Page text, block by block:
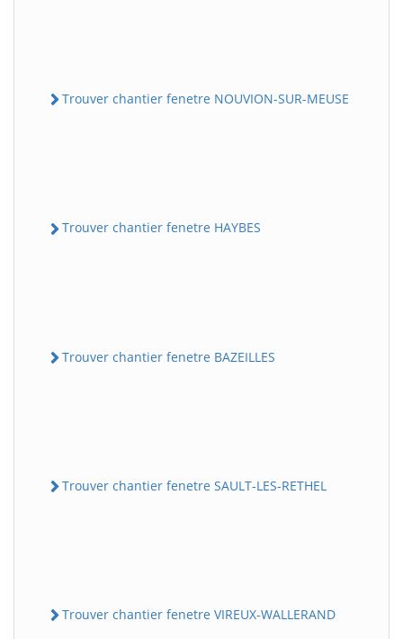
Trouver chantier fenetre NOUVION-SUR-MEUSE
Trouver chantier fenetre HAYBES
Trouver chantier fenetre BAZEILLES
Trouver chantier fenetre SAULT-LES-RETHEL
Trouver chantier fenetre VIREUX-WALLERAND